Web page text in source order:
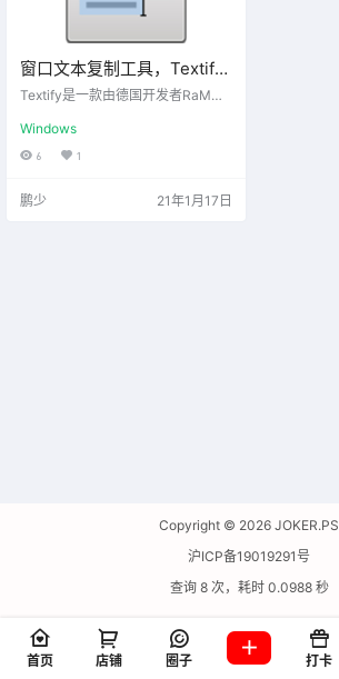
窗口文本复制工具，Textify
v1.8.2
Textify是一款由德国开发者RaMMi
复制软件，软件体积小巧，免费开
源，通过这款软件可以帮助你轻松
行复制，支持多种窗体文本的复
Windows
6 1
鹏少 21年1月17日
Copyright © 2026 JOKER.PS
沪ICP备19019291号
查询 8 次，耗时 0.0988 秒
首页 店铺 圈子 打卡